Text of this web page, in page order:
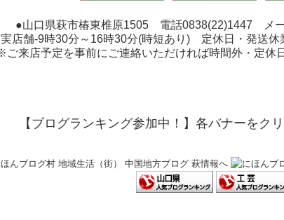
●山口県萩市椿東椎原1505 電話0838(22)1447 メ
店舗-9時30分～16時30分(時短あり) 定休日・発送休
ご来店予定を事前にご連絡いただければ時間外・定休
【ブログランキング参加中！】各バナーをク